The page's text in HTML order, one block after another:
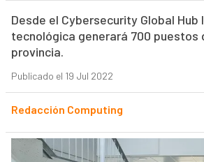
Desde el Cybersecurity Global Hub
tecnológica generará 700 puestos
provincia.
Publicado el 19 Jul 2022
Redacción Computing